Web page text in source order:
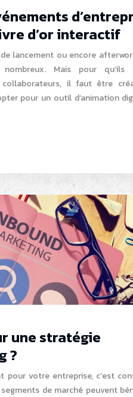
d’or interactif
lancement ou encore
nombreux. Mais pour qu’ils
collaborateurs, il faut être
pour un outil d’animation
une stratégie
?
pour votre entreprise, c’est
de marché peuvent